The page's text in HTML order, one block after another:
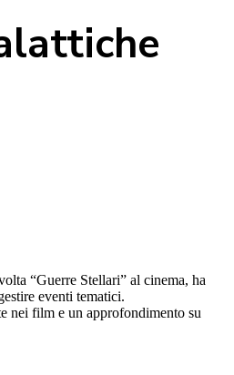
“Guerre Stellari” al cinema, ha
eventi tematici.
nei film e un approfondimento su